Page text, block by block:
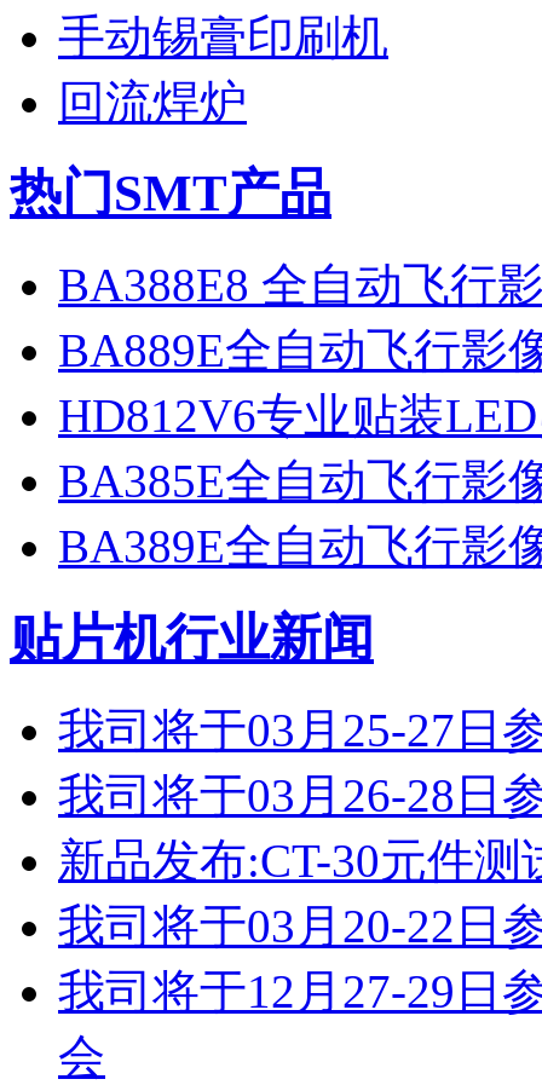
手动锡膏印刷机
回流焊炉
热门SMT产品
BA388E8 全自动飞行
BA889E全自动飞行影
HD812V6专业贴装
BA385E全自动飞行影
BA389E全自动飞行影
贴片机行业新闻
我司将于03月25-27日
我司将于03月26-28日
新品发布:CT-30元件测
我司将于03月20-22日
我司将于12月27-29日
会